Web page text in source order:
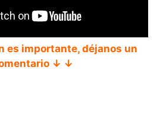
es importante, déjanos un
↓ ↓